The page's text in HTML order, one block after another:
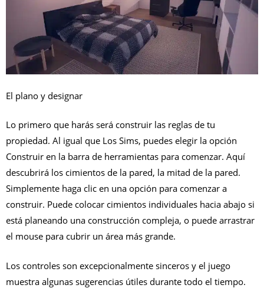
El plano y designar
Lo primero que harás será construir las reglas de tu
propiedad. Al igual que Los Sims, puedes elegir la opción
Construir en la barra de herramientas para comenzar. Aquí
descubrirá los cimientos de la pared, la mitad de la pared.
Simplemente haga clic en una opción para comenzar a
construir. Puede colocar cimientos individuales hacia abajo si
está planeando una construcción compleja, o puede arrastrar
el mouse para cubrir un área más grande.
Los controles son excepcionalmente sinceros y el juego
muestra algunas sugerencias útiles durante todo el tiempo.